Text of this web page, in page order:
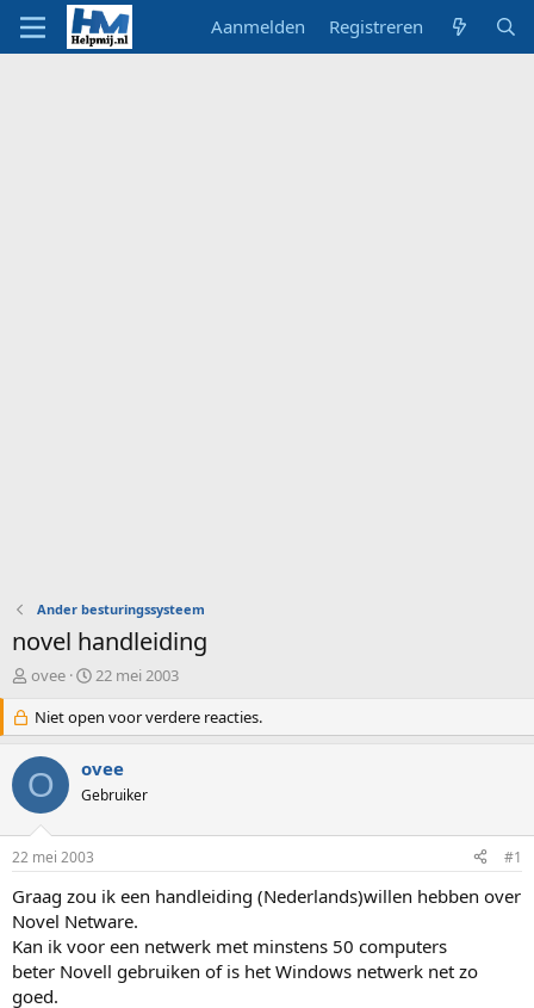
Aanmelden Registreren
Ander besturingssysteem
novel handleiding
O
d
e
r
w
e
s
t
a
r
t
e
r
ovee
S
a
r
d
a
m
22 mei 2003
Niet open voor verdere reacties.
O ovee
Gebruiker
22 mei 2003 #1
Graag zou ik een handleiding (Nederlands)willen hebben over
Novel Netware.
Kan ik voor een netwerk met minstens 50 computers
beter Novell gebruiken of is het Windows netwerk net zo
goed.